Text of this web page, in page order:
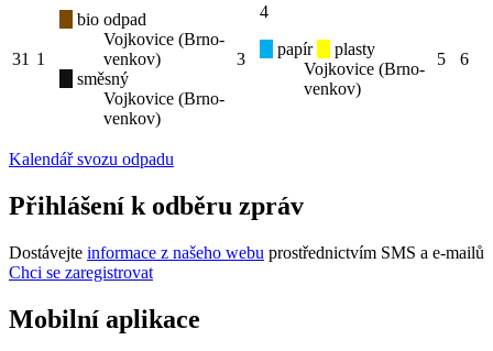
31 1
bio odpad
Vojkovice (Brno-
venkov)
směsný
Vojkovice (Brno-
venkov)
3
4
papír
plasty
Vojkovice (Brno-
venkov)
5 6
Kalendář svozu odpadu
Přihlášení k odběru zpráv
Dostávejte informace z našeho webu prostřednictvím SMS a e-mailů
Chci se zaregistrovat
Mobilní aplikace